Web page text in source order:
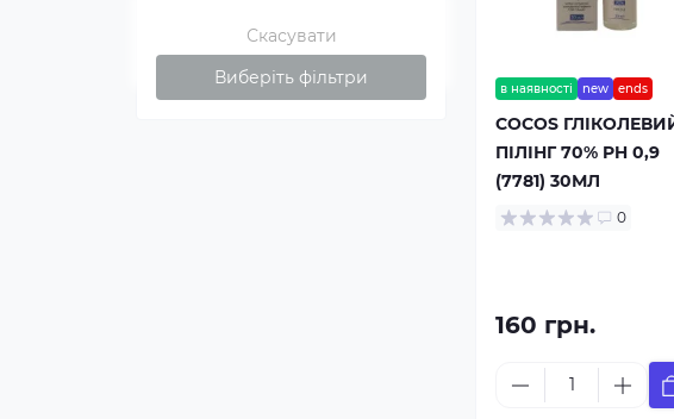
Скасувати
Виберіть фільтри
в наявності new ends
COCOS
ПІЛІНГ 70% PH 0,9
(7781) 30МЛ
0
160 грн.